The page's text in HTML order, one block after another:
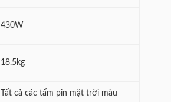
430W
18.5kg
Tất cả các tấm pin mặt trời màu